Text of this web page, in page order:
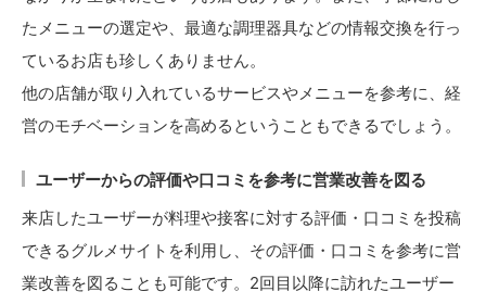
たメニューの選定や、最適な調理器具などの情報交換を行っ
ているお店も珍しくありません。
他の店舗が取り入れているサービスやメニューを参考に、経
営のモチベーションを高めるということもできるでしょう。
ユーザーからの評価や口コミを参考に営業改善を図る
来店したユーザーが料理や接客に対する評価・口コミを投稿
できるグルメサイトを利用し、その評価・口コミを参考に営
業改善を図ることも可能です。2回目以降に訪れたユーザー